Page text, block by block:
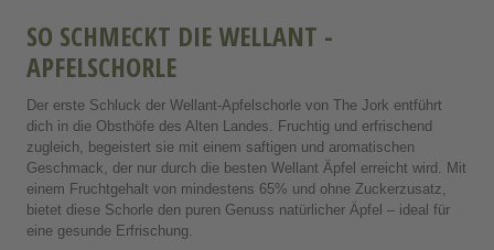
SO SCHMECKT DIE WELLANT -
APFELSCHORLE
Der erste Schluck der Wellant-Apfelschorle von The Jork entführt
dich in die Obsthöfe des Alten Landes. Fruchtig und erfrischend
zugleich, begeistert sie mit einem saftigen und aromatischen
Geschmack, der nur durch die besten Wellant Äpfel erreicht wird. Mit
einem Fruchtgehalt von mindestens 65% und ohne Zuckerzusatz,
bietet diese Schorle den puren Genuss natürlicher Äpfel – ideal für
eine gesunde Erfrischung.